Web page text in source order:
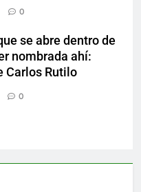
0
se abre dentro de
nombrada ahí:
Carlos Rutilo
0